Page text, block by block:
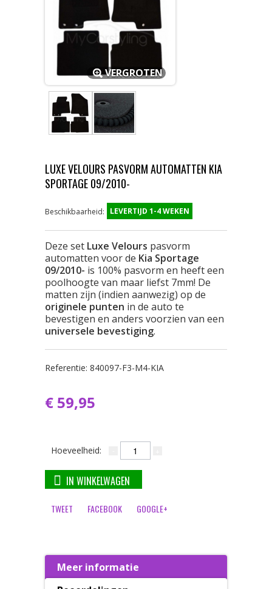
VERGROTEN
LUXE VELOURS PASVORM AUTOMATTEN KIA
SPORTAGE 09/2010-
Beschikbaarheid: LEVERTIJD 1-4 WEKEN
Deze set Luxe Velours pasvorm
automatten voor de Kia Sportage
09/2010- is 100% pasvorm en heeft een
poolhoogte van maar liefst 7mm! De
matten zijn (indien aanwezig) op de
originele punten in de auto te
bevestigen en anders voorzien van een
universele bevestiging.
Referentie: 840097-F3-M4-KIA
€ 59,95
Hoeveelheid:
IN WINKELWAGEN
TWEET FACEBOOK GOOGLE+
Meer informatie